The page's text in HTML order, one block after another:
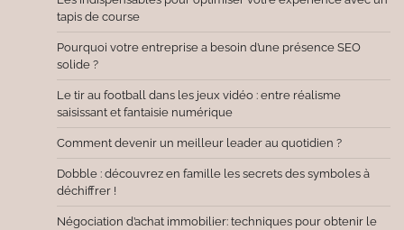
tapis de course
Pourquoi votre entreprise a besoin d’une présence SEO
solide ?
Le tir au football dans les jeux vidéo : entre réalisme
saisissant et fantaisie numérique
Comment devenir un meilleur leader au quotidien ?
Dobble : découvrez en famille les secrets des symboles à
déchiffrer !
Négociation d’achat immobilier: techniques pour obtenir le